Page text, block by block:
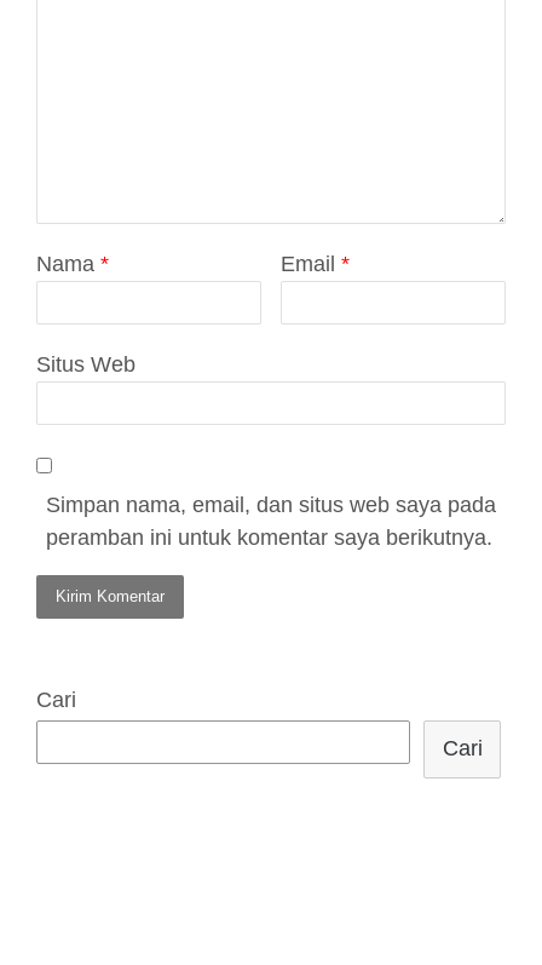
Nama * Email *
Situs Web
Simpan nama, email, dan situs web saya pada
peramban ini untuk komentar saya berikutnya.
Cari
Cari